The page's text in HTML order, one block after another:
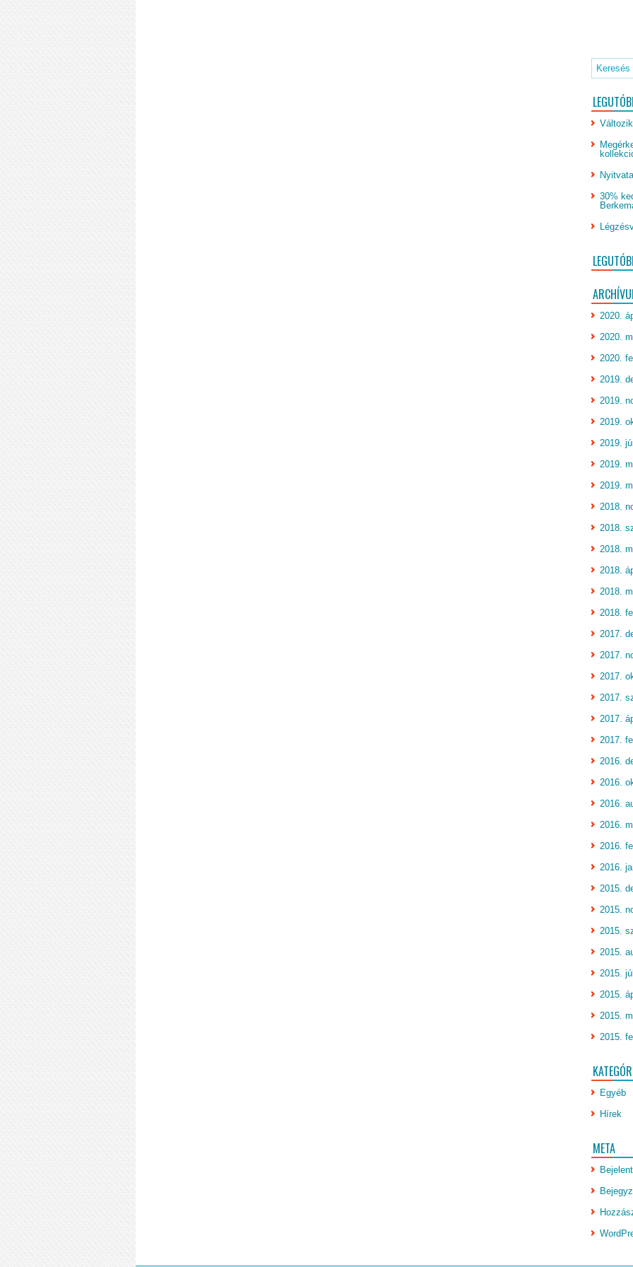
30%
2020.
2020.
2020.
2019.
2019.
2019.
2019.
2019.
2019.
2018.
2018.
2018.
2018.
2018.
2018.
2017.
2017.
2017.
2017.
2017.
2017.
2016.
2016.
2016.
2016.
2016.
2016.
2015.
2015.
2015.
2015.
2015.
2015.
2015.
2015.
Egyéb
Hírek
META